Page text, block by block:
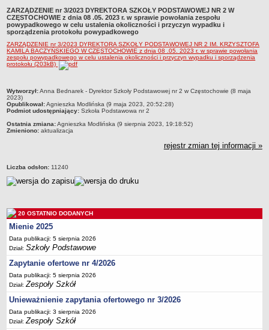
Zlikwidowane gimnazja
Przekształcone szkoły i placówki
Wielofunkcyjna Placówka
SPECJALNE OŚRODKI SZKOLNO-WYCHOWAWCZE
Specjalny Ośrodek nr 5
BURSA MIEJSKA
Dane podstawowe
Statut
Godziny dyżurów
Ogłoszenie
Kontrole
Rejestry, ewidencje, archiwa
Sprawozdania
Deklaracja dostępności
PORADNIE PSYCHOLOGICZNO-PEDAGOGICZNE
Zespół Poradni
BIURO FINANSÓW OŚWIATY
Dane podstawowe
Statut
ZARZĄDZENIE nr 3/2023 DYREKTORA SZKOŁY PODSTAWOWEJ NR 2 W
CZĘSTOCHOWIE z dnia 08 .05. 2023 r. w sprawie powołania zespołu
powypadkowego w celu ustalenia okoliczności i przyczyn wypadku i
sporządzenia protokołu powypadkowego
ZARZĄDZENIE nr 3/2023 DYREKTORA SZKOŁY PODSTAWOWEJ NR 2 IM. KRZYSZTOFA
KAMILA BACZYŃSKIEGO W CZĘSTOCHOWIE z dnia 08 .05. 2023 r. w sprawie powołania
zespołu powypadkowego w celu ustalenia okoliczności i przyczyn wypadku i sporządzenia
protokołu (203kB)
metryczka
Wytworzył:Anna Bednarek - Dyrektor Szkoły Podstawowej nr 2 w Częstochowie (8 maja
2023)
Opublikował:Agnieszka Modlińska (9 maja 2023, 20:52:28)
Podmiot udostępniający: Szkoła Podstawowa nr 2
Ostatnia zmiana:Agnieszka Modlińska (9 sierpnia 2023, 19:18:52)
Zmieniono: aktualizacja
rejestr zmian tej informacji »
Liczba odsłon: 11240
20 OSTATNIO DODANYCH
Mienie 2025
Data publikacji: 5 sierpnia 2026
Dział:Szkoły Podstawowe
Zapytanie ofertowe nr 4/2026
Data publikacji: 5 sierpnia 2026
Dział:Zespoły Szkół
Unieważnienie zapytania ofertowego nr 3/2026
Data publikacji: 3 sierpnia 2026
Dział:Zespoły Szkół